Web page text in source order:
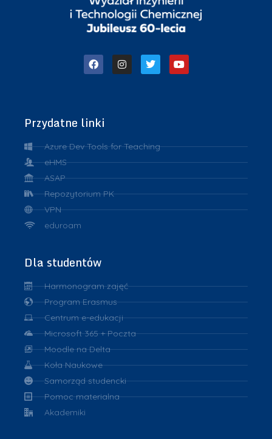
Przydatne linki
Azure Dev Tools for Teaching
eHMS
ASAP
Repozytorium PK
VPN
eduroam
Dla studentów
Harmonogram zajęć
Program Erasmus
Centrum e-edukacji
Microsoft 365 + Poczta
Moodle na Delta
Koła Naukowe
Samorząd studencki
Pomoc materialna
Akademiki